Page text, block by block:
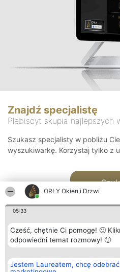
ORŁY Okien i Drzwi
05:33
Cześć, chętnie Ci pomogę! 🙂
odpowiedni temat rozmowy! 🙂
Jestem Laureatem, chcę odebrać
Znajdź specjalistę
Plebiscyt skupia najlepszych
Szukasz specjalisty w pobliżu
wyszukiwarkę. Korzystaj tylko z
Organizator plebiscytu
Bright Side Solutions sp. z o.
Laureaci